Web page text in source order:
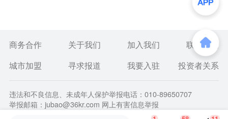
商务合作 关于我们 加入我们
联系我们
城市加盟
寻求报道 我要入驻 投资者关系
违法和不良信息、未成年人保护举报电话：010-89650707
举报邮箱：jubao@36kr.com 网上有害信息举报
京ICP备12031756